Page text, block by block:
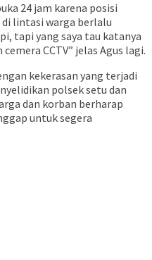
24 jam karena posisi
di lintasi warga berlalu
tapi yang saya tau katanya
CCTV” jelas Agus lagi.
kekerasan yang terjadi
polsek setu dan
dan korban berharap
untuk segera